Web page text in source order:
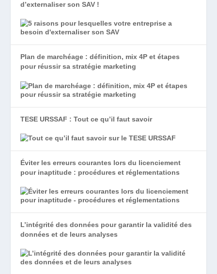
d’externaliser son SAV !
Plan de marchéage : définition, mix 4P et étapes
pour réussir sa stratégie marketing
TESE URSSAF : Tout ce qu’il faut savoir
Éviter les erreurs courantes lors du licenciement
pour inaptitude : procédures et réglementations
L’intégrité des données pour garantir la validité des
données et de leurs analyses